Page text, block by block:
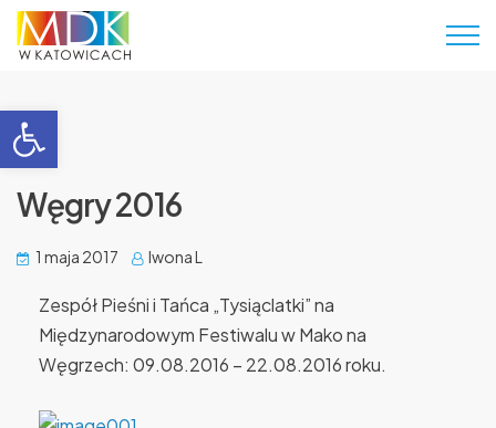
Otwórz pasek narzędzi
Węgry 2016
1 maja 2017 Iwona L
Zespół Pieśni i Tańca „Tysiąclatki” na
Międzynarodowym Festiwalu w Mako na
Węgrzech: 09.08.2016 – 22.08.2016 roku.